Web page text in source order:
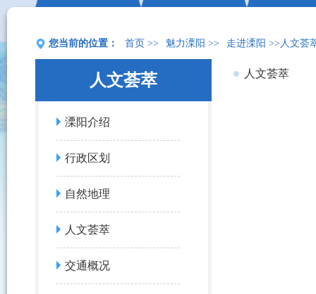
您当前的位置： 首页 >> 魅力溧阳 >> 走进溧阳 >>人文荟
人文荟萃
溧阳介绍
行政区划
自然地理
人文荟萃
交通概况
人文荟萃